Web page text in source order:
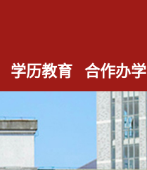
学历教育 合作办学